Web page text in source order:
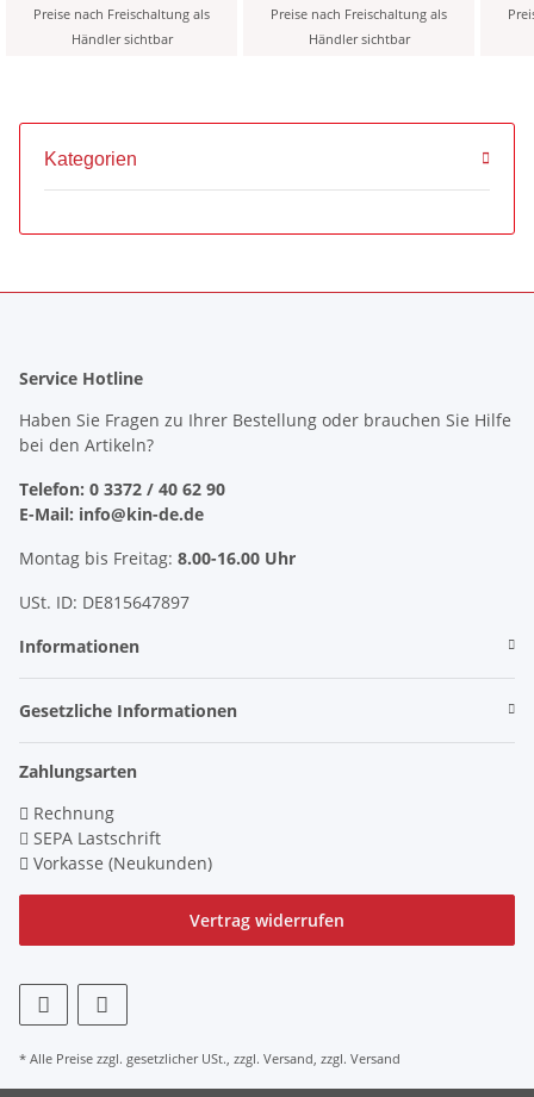
Preise nach Freischaltung als
Händler sichtbar
Preise nach Freischaltung als
Händler sichtbar
Kategorien
Service Hotline
Haben Sie Fragen zu Ihrer Bestellung oder brauchen Sie Hilfe
bei den Artikeln?
Telefon: 0 3372 / 40 62 90
E-Mail: info@kin-de.de
Montag bis Freitag: 8.00-16.00 Uhr
USt. ID: DE815647897
Informationen
Gesetzliche Informationen
Zahlungsarten
Rechnung
SEPA Lastschrift
Vorkasse (Neukunden)
Vertrag widerrufen
* Alle Preise zzgl. gesetzlicher USt., zzgl. Versand , zzgl. Versand